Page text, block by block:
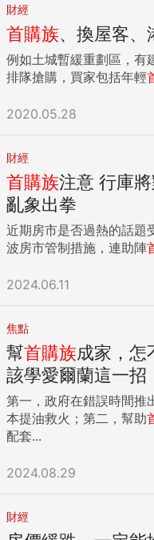
財經
首購族、換屋客、
例如土城暫緩重劃區，有
排隊搶購，買家包括年輕
2020.05.28
財經
首購族注意 行庫
亂象出拳
近期房市是否過熱的話題
波房市管制措施，連助陣
2024.06.11
焦點
幫首購族成家，怎
該學愛爾蘭這一招
第一，政府在錯誤時間推
本提油救火；第二，幫助
配套...
2024.08.29
財經